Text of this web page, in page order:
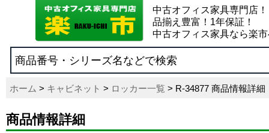
中古オフィス家具専門店！
品揃え豊富！1年保証！
中古オフィス家具なら楽
ホーム > キャビネット > ロッカー一覧 > R-34877 商品情報詳細
商品情報詳細